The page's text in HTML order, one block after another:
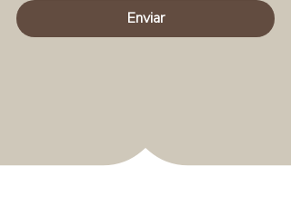
Enviar